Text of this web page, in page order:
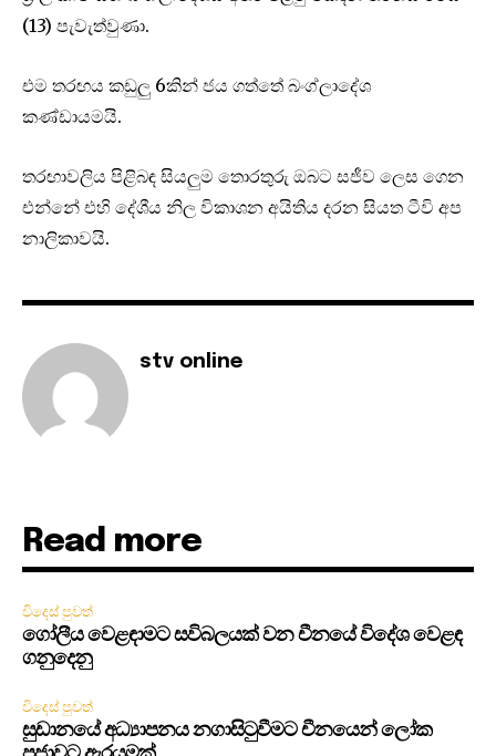
(13) පැවැත්වුණා.
එම තරඟය කඩුලු 6කින් ජය ගත්තේ බංග්ලාදේශ
කණ්ඩායමයි.
තරඟාවලිය පිළිබඳ සියලුම තොරතුරු ඔබට සජීව ලෙස ගෙන
එන්නේ එහි දේශීය නිල විකාශන අයිතිය දරන සියත ටීවි අප
නාලිකාවයි.
stv online
Read more
විදෙස් පුවත්
ගෝලීය වෙළඳාමට සවිබලයක් වන චීනයේ විදේශ වෙළඳ
ගනුදෙනු
විදෙස් පුවත්
සුඩානයේ අධ්‍යාපනය නගාසිටුවීමට චීනයෙන් ලෝක